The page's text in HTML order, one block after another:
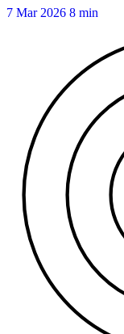
7 Mar 2026 8 min